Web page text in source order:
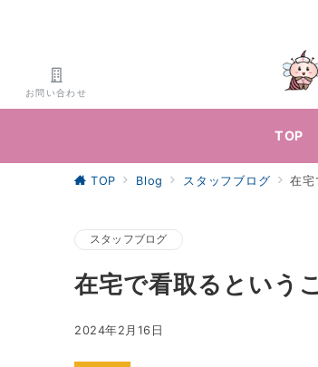
お問い合わせ
TOP
TOP Blog スタッフブログ 在宅
スタッフブログ
在宅で看取るという
2024年2月16日